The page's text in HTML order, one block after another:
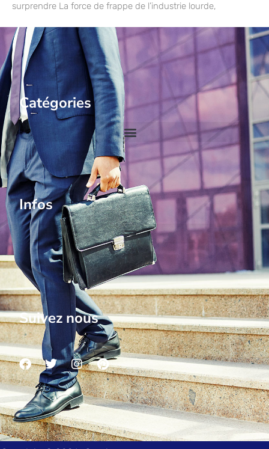
surprendre La force de frappe de l’industrie lourde,
Catégories
Infos
Suivez nous